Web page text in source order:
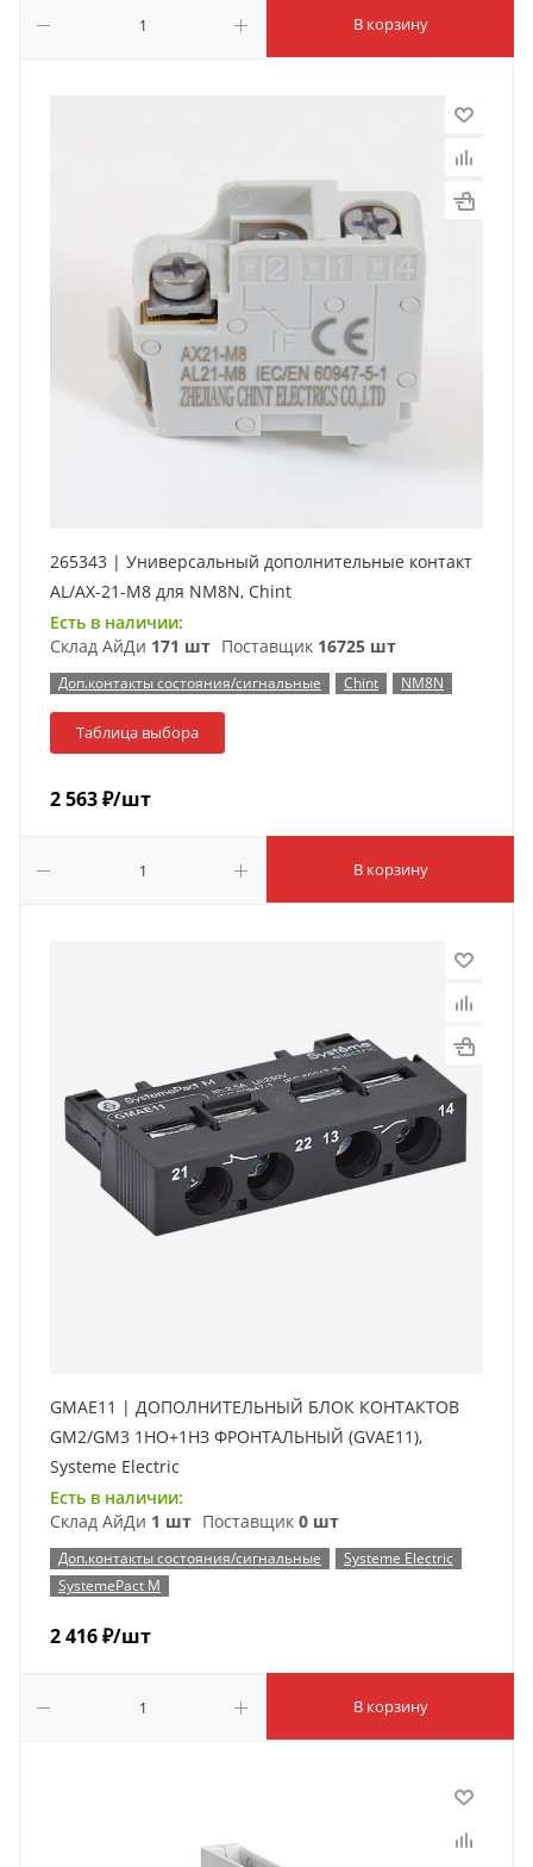
В корзину
265343 | Универсальный дополнительные контакт
AL/AX-21-M8 для NM8N, Chint
Есть в наличии:
Склад АйДи 171 шт Поставщик 16725 шт
Доп.контакты состояния/сигнальные Chint NM8N
Таблица выбора
2 563₽/шт
В корзину
GMAE11 | ДОПОЛНИТЕЛЬНЫЙ БЛОК КОНТАКТОВ
GM2/GM3 1НО+1НЗ ФРОНТАЛЬНЫЙ (GVAE11),
Systeme Electric
Есть в наличии:
Склад АйДи 1 шт Поставщик 0 шт
Доп.контакты состояния/сигнальные
Systeme Electric
SystemePact M
2 416₽/шт
В корзину